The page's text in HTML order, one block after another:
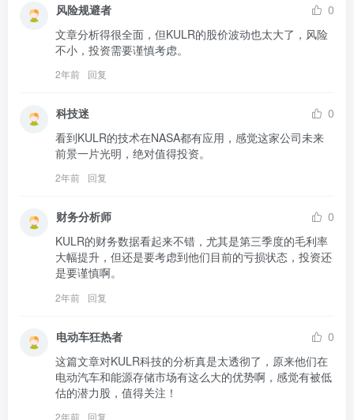
风险规避者
0
文章分析得很全面，但KULR的股价波动也太大了，风险
不小，投资需要谨慎考虑。
2年前 回复
科技迷
0
看到KULR的技术在NASA都有应用，感觉这家公司未来
前景一片光明，绝对值得投资。
2年前 回复
财务分析师
0
KULR的财务数据看起来不错，尤其是第三季度的毛利率
大幅提升，但还是要考虑到他们目前的亏损状态，投资还
是要谨慎啊。
2年前 回复
电动车狂热者
0
这篇文章对KULR科技的分析真是太透彻了，原来他们在
电动汽车和能源存储市场有这么大的优势啊，感觉有被低
估的潜力股，值得关注！
2年前 回复